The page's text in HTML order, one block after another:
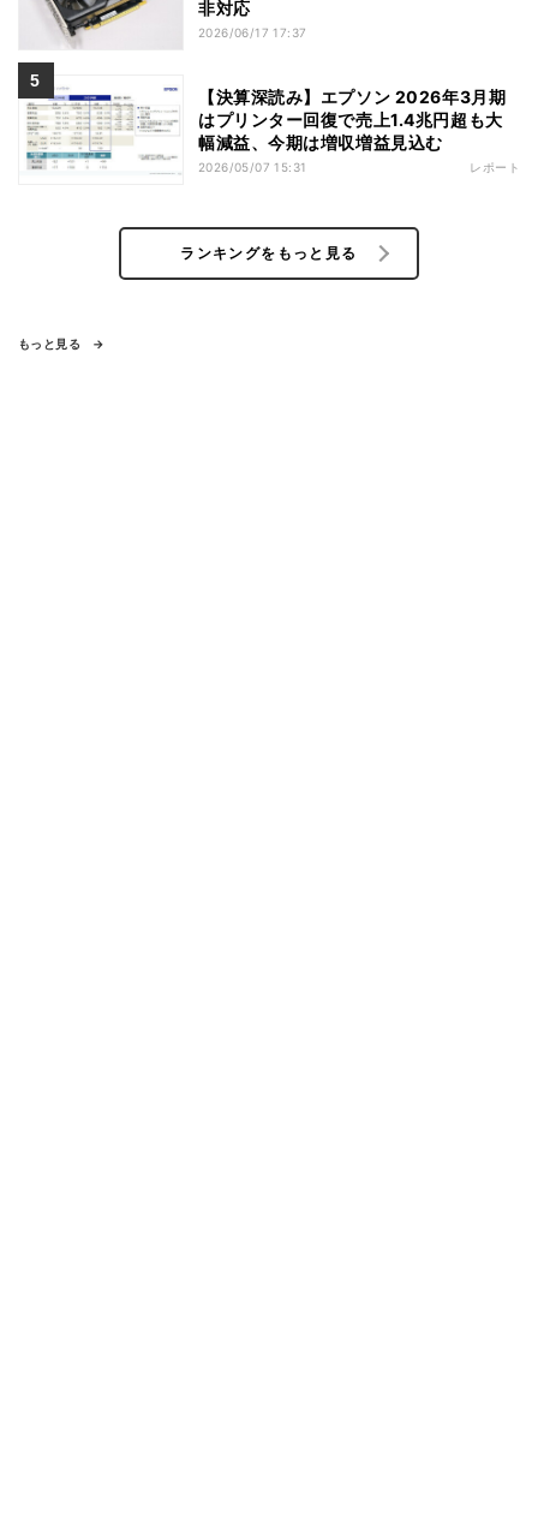
非対応
2026/06/17 17:37
【決算深読み】エプソン 2026年3月期
はプリンター回復で売上1.4兆円超も大
幅減益、今期は増収増益見込む
2026/05/07 15:31 レポート
ランキングをもっと見る
もっと見る